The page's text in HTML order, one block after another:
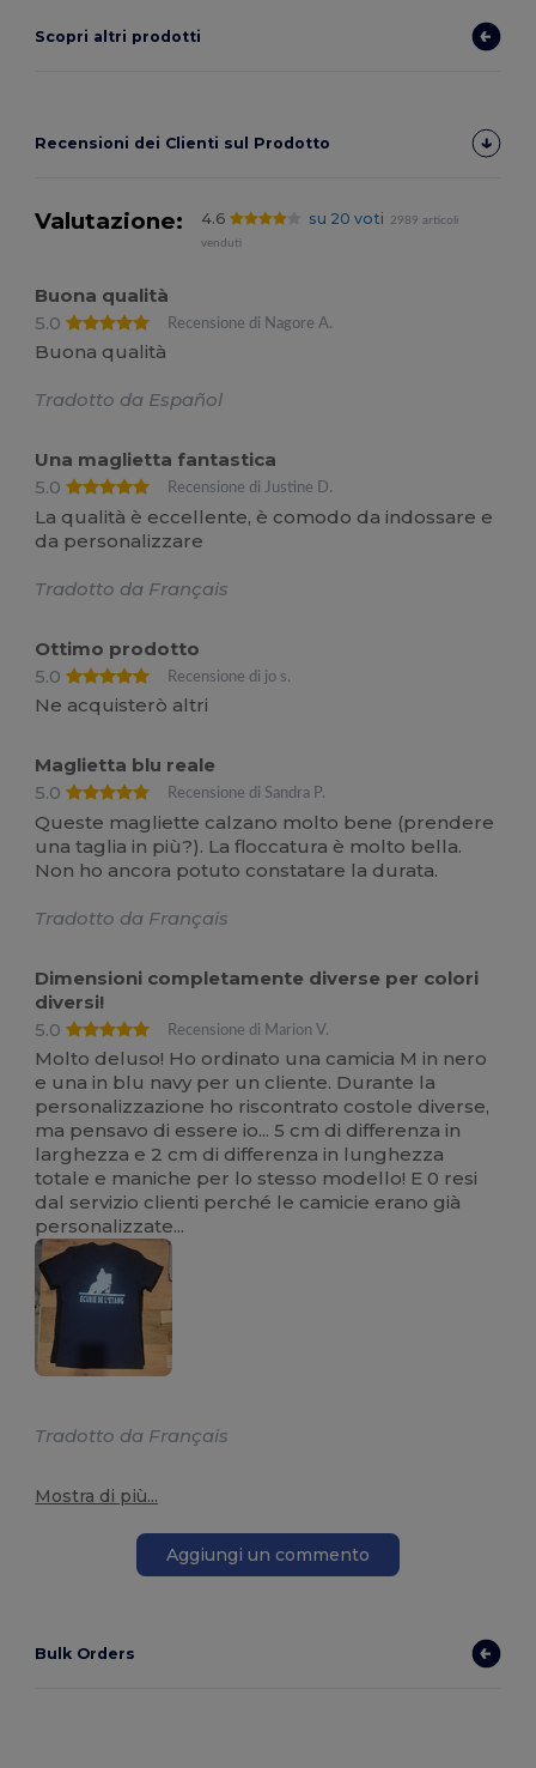
Scopri altri prodotti
Recensioni dei Clienti sul Prodotto
Valutazione: 4.6 su 20 voti
2989 articoli
venduti
Buona qualità
5.0
Recensione di Nagore A.
Buona qualità
Tradotto da Español
Una maglietta fantastica
5.0
Recensione di Justine D.
La qualità è eccellente, è comodo da indossare e
da personalizzare
Tradotto da Français
Ottimo prodotto
5.0
Recensione di jo s.
Ne acquisterò altri
Maglietta blu reale
5.0
Recensione di Sandra P.
Queste magliette calzano molto bene (prendere
una taglia in più?). La floccatura è molto bella.
Non ho ancora potuto constatare la durata.
Tradotto da Français
Dimensioni completamente diverse per colori
diversi!
5.0
Recensione di Marion V.
Molto deluso! Ho ordinato una camicia M in nero
e una in blu navy per un cliente. Durante la
personalizzazione ho riscontrato costole diverse,
ma pensavo di essere io... 5 cm di differenza in
larghezza e 2 cm di differenza in lunghezza
totale e maniche per lo stesso modello! E 0 resi
dal servizio clienti perché le camicie erano già
personalizzate...
Tradotto da Français
Mostra di più...
Aggiungi un commento
Bulk Orders